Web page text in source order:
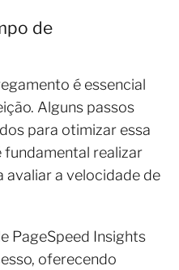
de
é essencial
Alguns passos
para otimizar essa
fundamental realizar
avaliar a velocidade de
PageSpeed Insights
oferecendo